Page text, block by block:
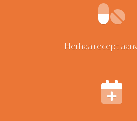
Herhaalrecept